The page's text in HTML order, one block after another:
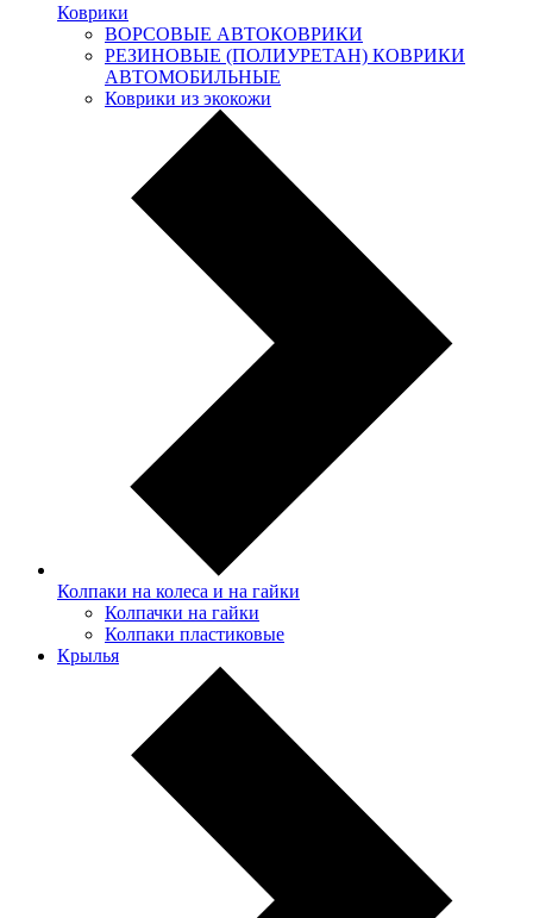
Коврики
ВОРСОВЫЕ АВТОКОВРИКИ
РЕЗИНОВЫЕ (ПОЛИУРЕТАН) КОВРИКИ
АВТОМОБИЛЬНЫЕ
Коврики из экокожи
Колпаки на колеса и на гайки
Колпачки на гайки
Колпаки пластиковые
Крылья